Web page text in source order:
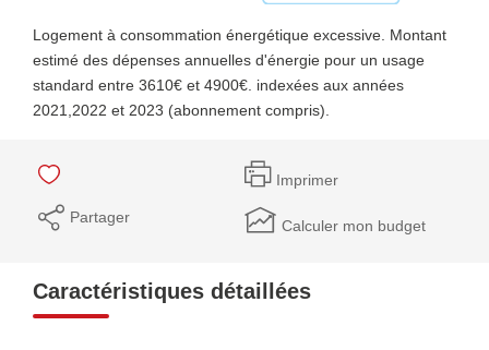
Logement à consommation énergétique excessive. Montant
estimé des dépenses annuelles d'énergie pour un usage
standard entre 3610€ et 4900€. indexées aux années
2021,2022 et 2023 (abonnement compris).
Imprimer
Partager Calculer mon budget
Caractéristiques détaillées